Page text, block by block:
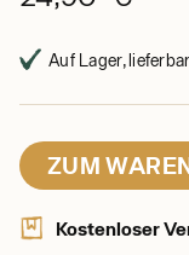
Auf Lager,
ZUM
Kostenloser